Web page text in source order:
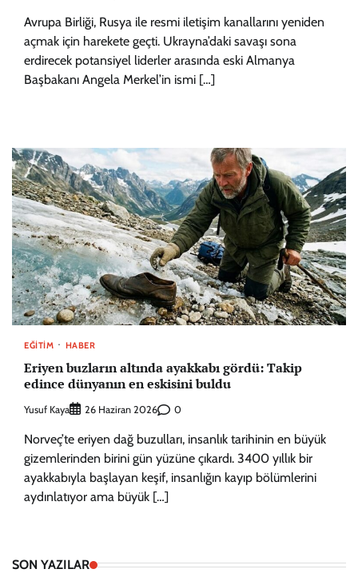
Avrupa Birliği, Rusya ile resmi iletişim kanallarını yeniden
açmak için harekete geçti. Ukrayna’daki savaşı sona
erdirecek potansiyel liderler arasında eski Almanya
Başbakanı Angela Merkel’in ismi […]
EĞITIM HABER
Eriyen buzların altında ayakkabı gördü: Takip
edince dünyanın en eskisini buldu
Yusuf Kaya 26 Haziran 2026 0
Norveç’te eriyen dağ buzulları, insanlık tarihinin en büyük
gizemlerinden birini gün yüzüne çıkardı. 3400 yıllık bir
ayakkabıyla başlayan keşif, insanlığın kayıp bölümlerini
aydınlatıyor ama büyük […]
SON YAZILAR